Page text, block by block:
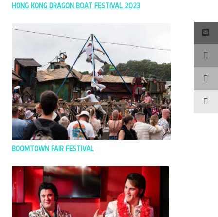
HONG KONG DRAGON BOAT FESTIVAL 2023
BOOMTOWN FAIR FESTIVAL